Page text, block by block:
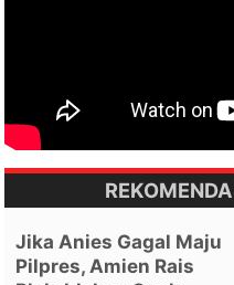
Jika Anies Gagal Maju
Pilpres, Amien Rais